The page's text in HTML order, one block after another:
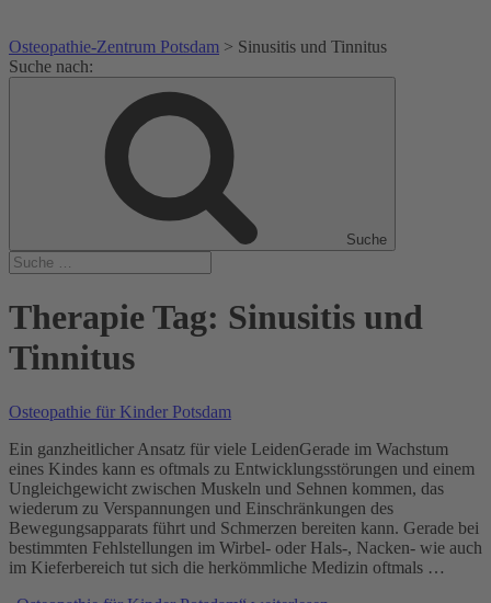
Osteopathie-Zentrum Potsdam > Sinusitis und Tinnitus
Suche nach:
Suche
Therapie Tag: Sinusitis und
Tinnitus
Osteopathie für Kinder Potsdam
Ein ganzheitlicher Ansatz für viele LeidenGerade im Wachstum
eines Kindes kann es oftmals zu Entwicklungsstörungen und einem
Ungleichgewicht zwischen Muskeln und Sehnen kommen, das
wiederum zu Verspannungen und Einschränkungen des
Bewegungsapparats führt und Schmerzen bereiten kann. Gerade bei
bestimmten Fehlstellungen im Wirbel- oder Hals-, Nacken- wie auch
im Kieferbereich tut sich die herkömmliche Medizin oftmals …